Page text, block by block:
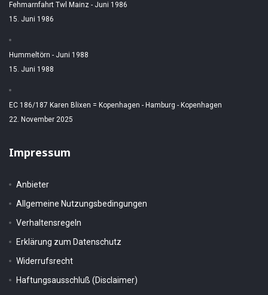
Fehmarnfahrt Twl Mainz - Juni 1986
15. Juni 1986
Hummeltörn - Juni 1988
15. Juni 1988
EC 186/187 Karen Blixen = Kopenhagen - Hamburg - Kopenhagen
22. November 2025
Impressum
Anbieter
Allgemeine Nutzungsbedingungen
Verhaltensregeln
Erklärung zum Datenschutz
Widerrufsrecht
Haftungsausschluß (Disclaimer)